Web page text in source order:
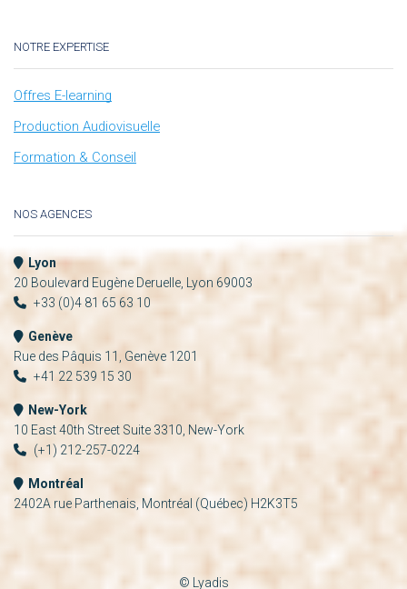
NOTRE EXPERTISE
Offres E-learning
Production Audiovisuelle
Formation & Conseil
NOS AGENCES
Lyon
20 Boulevard Eugène Deruelle, Lyon 69003
+33 (0)4 81 65 63 10
Genève
Rue des Pâquis 11, Genève 1201
+41 22 539 15 30
New-York
10 East 40th Street Suite 3310, New-York
(+1) 212-257-0224
Montréal
2402A rue Parthenais, Montréal (Québec) H2K3T5
© Lyadis